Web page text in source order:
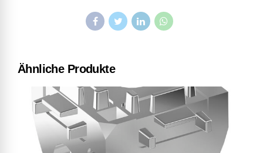
Ähnliche Produkte